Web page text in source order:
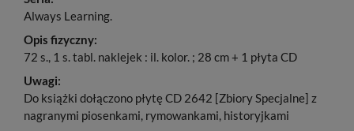
Always Learning.
Opis fizyczny:
72 s., 1 s. tabl. naklejek : il. kolor. ; 28 cm + 1 płyta CD
Uwagi:
Do książki dołączono płytę CD 2642 [Zbiory Specjalne] z
nagranymi piosenkami, rymowankami, historyjkami